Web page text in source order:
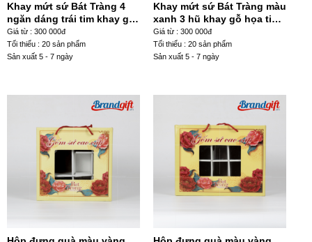
Khay mứt sứ Bát Tràng 4
ngăn dáng trái tim khay gỗ
họa tiết hoa đào hồng KM-
15
Giá từ : 300 000đ
Tối thiểu : 20 sản phẩm
Sản xuất 5 - 7 ngày
Khay mứt sứ Bát Tràng màu
xanh 3 hũ khay gỗ họa tiết
hoa đào trắng KM-09
Giá từ : 300 000đ
Tối thiểu : 20 sản phẩm
Sản xuất 5 - 7 ngày